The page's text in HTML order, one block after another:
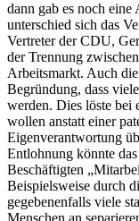
dann gab es noch
unterschied sich das
Vertreter der CDU,
der Trennung
Arbeitsmarkt. Auch
Begründung, dass
werden. Dies löste bei
wollen anstatt einer
Eigenverantwortung
Entlohnung könnte
Beschäftigten
Beispielsweise durch
gegebenenfalls viele